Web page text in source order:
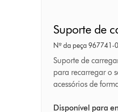
de
carga
Suporte de
Nº da peça 967741-
Suporte de
para recarregar o
acessórios de
Disponível para